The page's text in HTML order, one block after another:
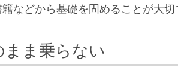
などから基礎を固めることが大切
まま乗らない